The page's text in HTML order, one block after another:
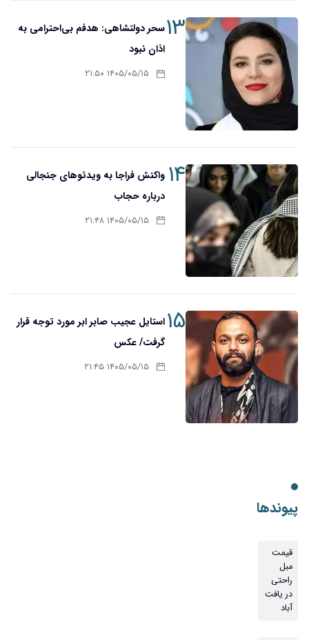
۱۳سحر دولتشاهی: هدفم بی‌احترامی به
اذان نبود
۱۴۰۵/۰۵/۱۵ ۲۱:۵۰
۱۴ واکنش فراجا به ویدئوهای جنجالی
درباره حجاب
۱۴۰۵/۰۵/۱۵ ۲۱:۴۸
۱۵استایل عجیب صابر ابر مورد توجه قرار
گرفت/ عکس
۱۴۰۵/۰۵/۱۵ ۲۱:۴۵
پیوندها
قیمت
مبل
راحتی
در یافت
آباد